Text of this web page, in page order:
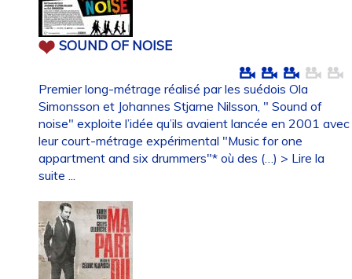
SOUND OF NOISE
Premier long-métrage réalisé par les suédois Ola
Simonsson et Johannes Stjarne Nilsson, " Sound of
noise" exploite l’idée qu’ils avaient lancée en 2001 avec
leur court-métrage expérimental "Music for one
appartment and six drummers"* où des (…) > Lire la
suite ...